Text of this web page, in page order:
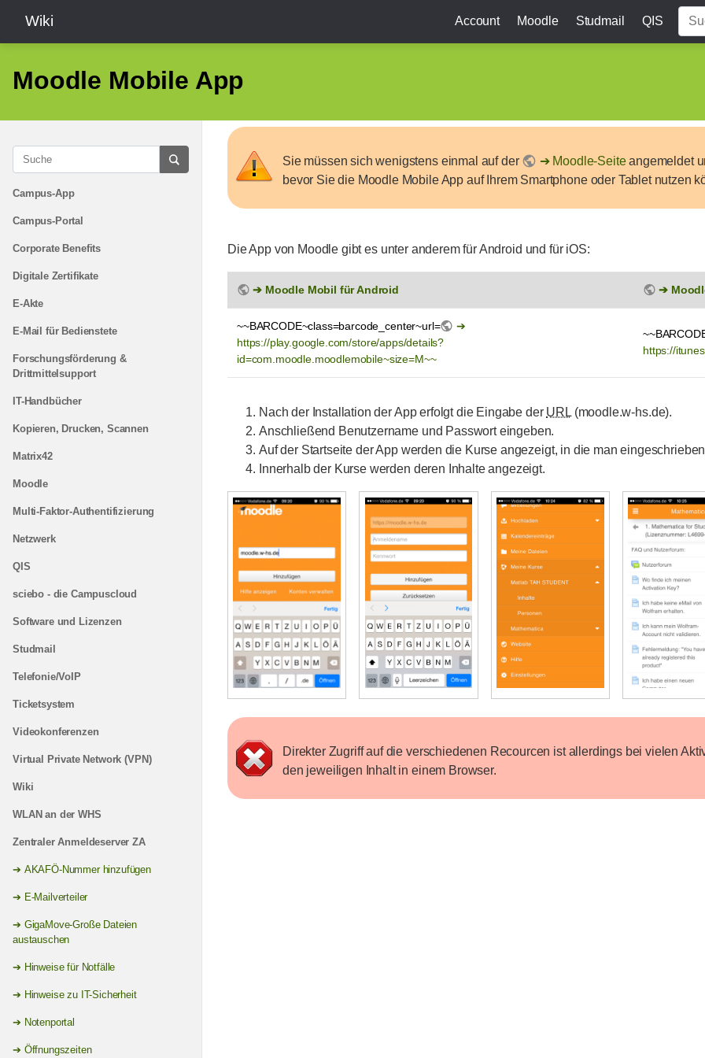
Wiki Account Moodle Studmail QIS
Moodle Mobile App
Campus-App
Campus-Portal
Corporate Benefits
Digitale Zertifikate
E-Akte
E-Mail für Bedienstete
Forschungsförderung &
Drittmittelsupport
IT-Handbücher
Kopieren, Drucken, Scannen
Matrix42
Moodle
Multi-Faktor-Authentifizierung
Netzwerk
QIS
sciebo - die Campuscloud
Software und Lizenzen
Studmail
Telefonie/VoIP
Ticketsystem
Videokonferenzen
Virtual Private Network (VPN)
Wiki
WLAN an der WHS
Zentraler Anmeldeserver ZA
AKAFÖ-Nummer hinzufügen
E-Mailverteiler
GigaMove-Große Dateien
austauschen
Hinweise für Notfälle
Hinweise zu IT-Sicherheit
Notenportal
Öffnungszeiten
Sie müssen sich wenigstens einmal auf der Moodle-Seiteangemeldet
bevor Sie die Moodle Mobile App auf Ihrem Smartphone oder Tablet nutzen
Die App von Moodle gibt es unter anderem für Android und für iOS:
Moodle Mobil für Android
~~BARCODE~class=barcode_center~url=
https://play.google.com/store/apps/details?
id=com.moodle.moodlemobile~size=M~~
https://
Nach der Installation der App erfolgt die Eingabe der URL(moodle.w-hs.de).
Anschließend Benutzername und Passwort eingeben.
Auf der Startseite der App werden die Kurse angezeigt, in die man
Innerhalb der Kurse werden deren Inhalte angezeigt.
Direkter Zugriff auf die verschiedenen Recourcen ist allerdings bei vielen
den jeweiligen Inhalt in einem Browser.